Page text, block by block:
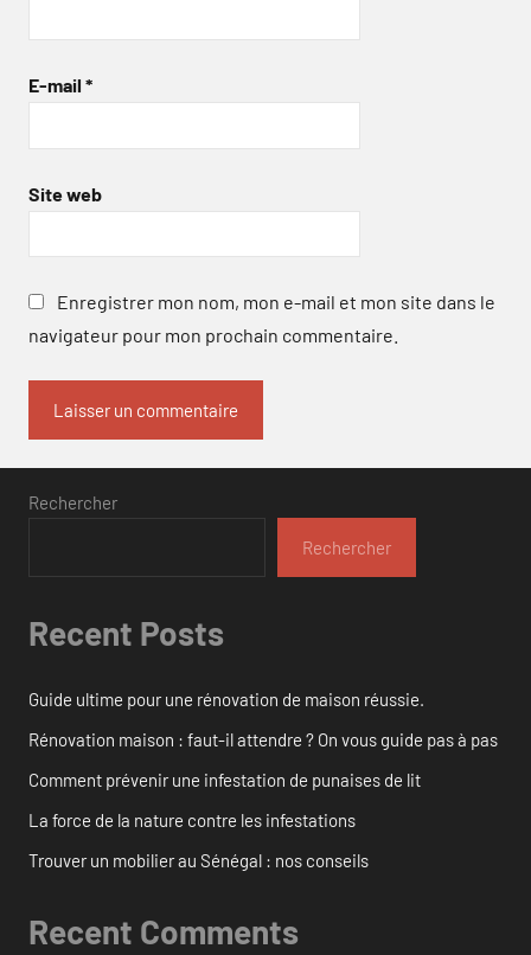
E-mail *
Site web
Enregistrer mon nom, mon e-mail et mon site dans le
navigateur pour mon prochain commentaire.
Rechercher
Rechercher
Recent Posts
Guide ultime pour une rénovation de maison réussie.
Rénovation maison : faut-il attendre ? On vous guide pas à pas
Comment prévenir une infestation de punaises de lit
La force de la nature contre les infestations
Trouver un mobilier au Sénégal : nos conseils
Recent Comments